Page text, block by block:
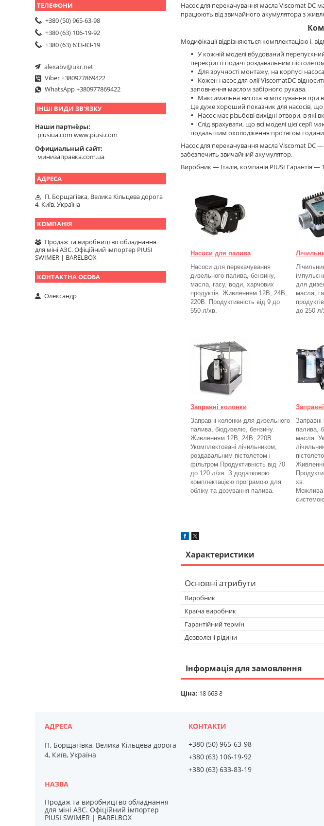
Насос для перекачування масла Viscomat DC
працюють від звичайного акумулятора з
Модифікації відрізняються комплектацією і,
У кожній моделі вбудований
перекритті подачі роздавальним
Для зручності монтажу, на корпусі
Кожен насос для олії ViscomatDC
заповнення маслом забірного рукава.
Максимальна висота всмоктування при
Це дуже хороший показник для насосів,
Насос має різьбові вихідні отвори, в
Слід врахувати, що всі моделі цієї
подальшим охолодження протягом
Насос для перекачування масла Viscomat DC
забезпечить звичайний акумулятор.
Виробник — Італія, компанія PIUSI Гарантія —
Насоси для палива
Насоси для перекачування
дизельного палива, бензину,
масла, гасу, води, харчових
продуктів. Живленням 12В, 24В,
220В. Продуктивність від 9 до
550 л/хв.
для
масла,
до 250 л/
Заправні колонки
Заправні колонки для дизельного
палива, біодизелю, бензину.
Живленням 12В, 24В, 220В.
Укомплектовані лічильником,
роздавальним пістолетом і
фільтром. Продуктивність від 70
до 120 л/хв. З додатковою
комплектацією програмою для
обліку та дозування палива.
палива,
масла.
хв.
Можлива
Характеристики
Основні атрибути
Виробник
Країна виробник
Гарантійний термін
Дозволені рідини
Інформація для замовлення
Ціна: 18 663 ₴
+380 (50) 965-63-98
+380 (63) 106-19-92
+380 (63) 633-83-19
alexabv@ukr.net
Viber +380977869422
WhatsApp +380977869422
ІНШІ ВИДИ ЗВ'ЯЗКУ
Наши партнёры
piusiua.com www.piusi.com
Официальный сайт
минизаправка.com.ua
П. Борщагівка, Велика Кільцева дорога
4, Київ, Україна
Продаж та виробництво обладнання
для міні АЗС. Офіційний імпортер PIUSI
SWIMER | BARELBOX
Олександр
П. Борщагівка, Велика Кільцева дорога
4, Київ, Україна
Продаж та виробництво обладнання
для міні АЗС. Офіційний імпортер
PIUSI SWIMER | BARELBOX
+380 (50) 965-63-98
+380 (63) 106-19-92
+380 (63) 633-83-19